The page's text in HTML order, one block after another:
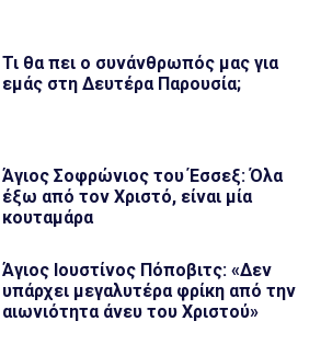
Τι θα πει ο συνάνθρωπός μας για
εμάς στη Δευτέρα Παρουσία;
Άγιος Σοφρώνιος του Έσσεξ: Όλα
έξω από τον Χριστό, είναι μία
κουταμάρα
Άγιος Ιουστίνος Πόποβιτς: «Δεν
υπάρχει μεγαλυτέρα φρίκη από την
αιωνιότητα άνευ του Χριστού»